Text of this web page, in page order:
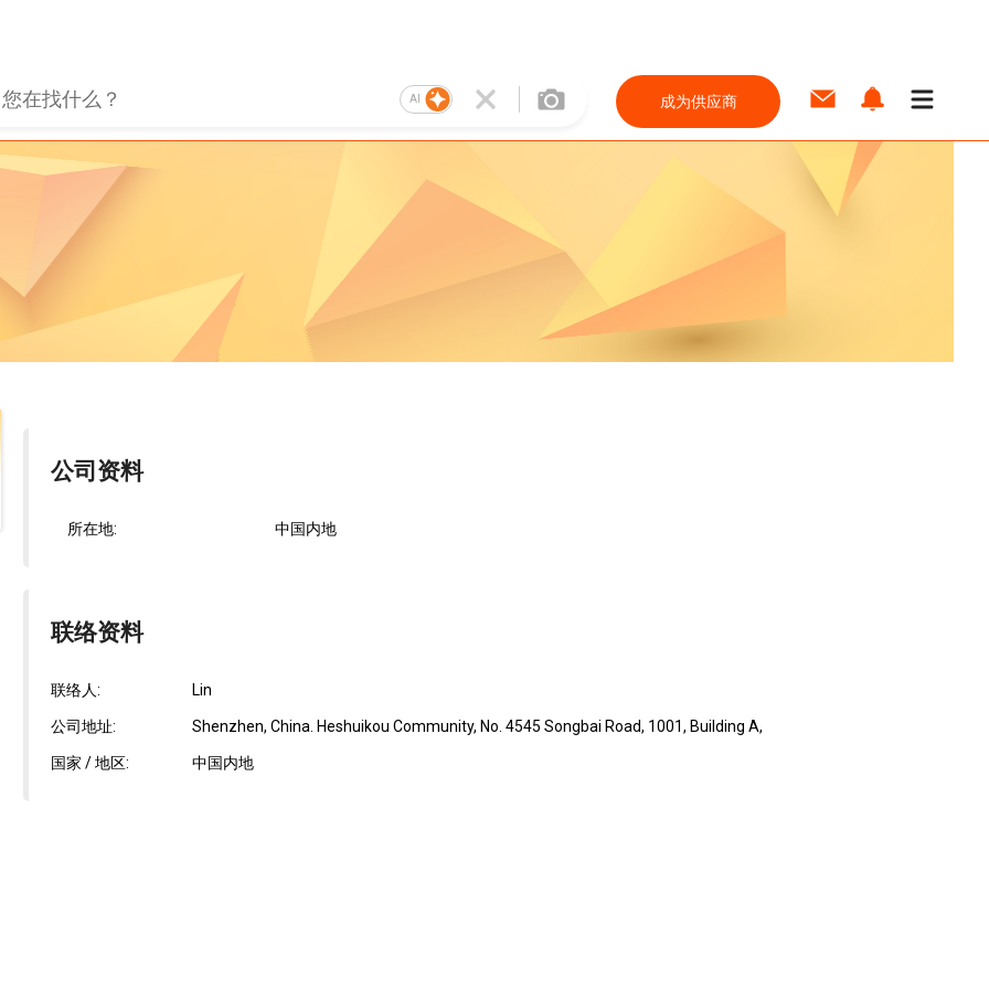
AI 成为供应商
公司资料
所在地: 中国内地
联络资料
联络人: Lin
公司地址: Shenzhen, China. Heshuikou Community, No. 4545 Songbai Road, 1001, Building A,
国家 / 地区: 中国内地